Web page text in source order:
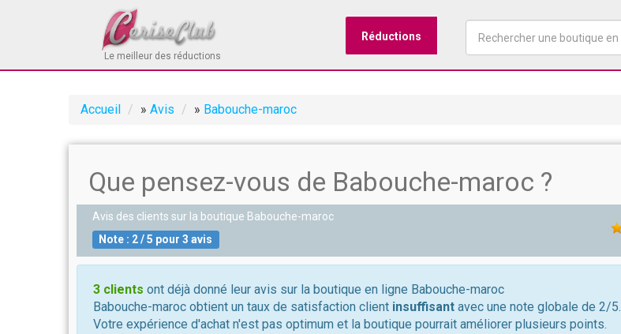
Le meilleur des réductions
Réductions
Accueil » Avis » Babouche-maroc
Que pensez-vous de Babouche-maroc ?
Avis des clients sur la boutique Babouche-maroc
Note : 2/5 pour3 avis
3 clients ont déjà donné leur avis sur la boutique en ligne Babouche-maroc
Babouche-maroc obtient un taux de satisfaction client insuffisant avec une note globale de 2/5.
Votre expérience d'achat n'est pas optimum et la boutique pourrait améliorer plusieurs points.